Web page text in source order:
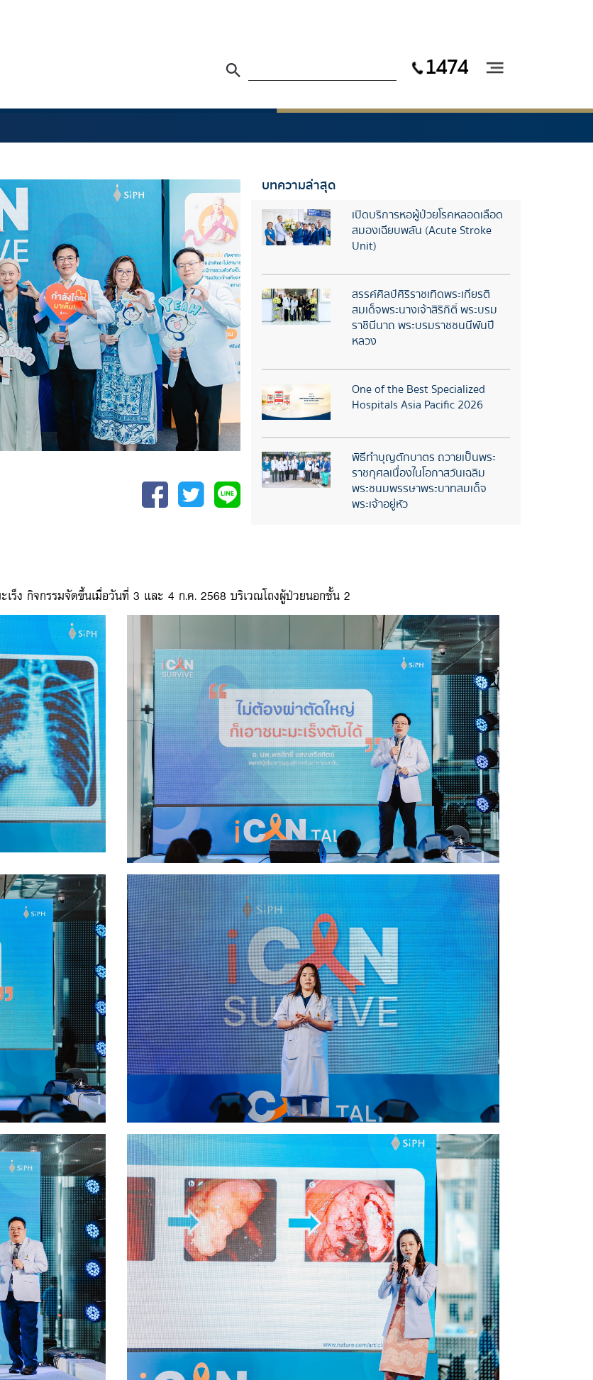
1474
บทความล่าสุด
เปิดบริการหอผู้ป่วยโรคหลอดเลือด
สมองเฉียบพลัน (Acute Stroke
Unit)
สรรค์ศิลป์ศิริราชเทิดพระเกียรติ
สมเด็จพระนางเจ้าสิริกิติ์ พระบรม
ราชินีนาถ พระบรมราชชนนีพันปี
หลวง
One of the Best Specialized
Hospitals Asia Pacific 2026
พิธีทำบุญตักบาตร ถวายเป็นพระ
ราชกุศลเนื่องในโอกาสวันเฉลิม
พระชนมพรรษาพระบาทสมเด็จ
พระเจ้าอยู่หัว
ร็ง กิจกรรมจัดขึ้นเมื่อวันที่ 3 และ 4 ก.ค. 2568 บริเวณโถงผู้ป่วยนอกชั้น 2